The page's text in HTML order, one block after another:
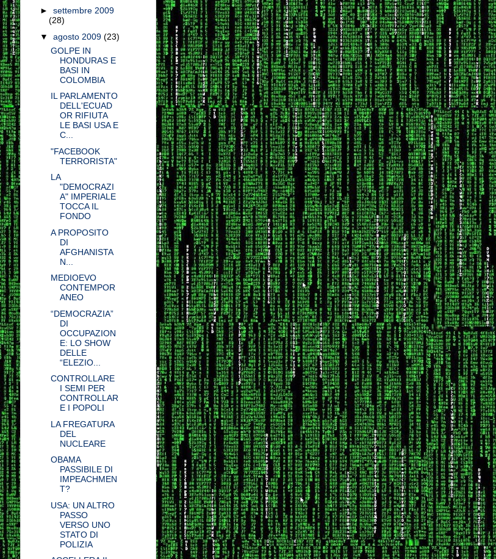
►settembre 2009
(28)
▼agosto 2009(23)
GOLPE IN
HONDURAS E
BASI IN
COLOMBIA
IL PARLAMENTO
DELL'ECUAD
OR RIFIUTA
LE BASI USA E
C...
"FACEBOOK
TERRORISTA"
LA
"DEMOCRAZI
A" IMPERIALE
TOCCA IL
FONDO
A PROPOSITO
DI
AFGHANISTA
N...
MEDIOEVO
CONTEMPOR
ANEO
“DEMOCRAZIA”
DI
OCCUPAZION
E: LO SHOW
DELLE
“ELEZIO...
CONTROLLARE
I SEMI PER
CONTROLLAR
E I POPOLI
LA FREGATURA
DEL
NUCLEARE
OBAMA
PASSIBILE DI
IMPEACHMEN
T?
USA: UN ALTRO
PASSO
VERSO UNO
STATO DI
POLIZIA